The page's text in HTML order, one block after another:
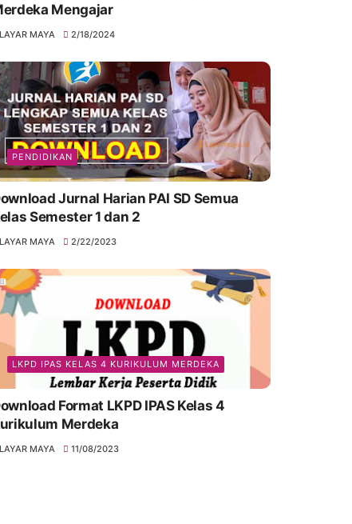
Mengajar
LAYAR MAYA 2/18/2024
PENDIDIKAN
Jurnal Harian PAI SD Semua
Semester 1 dan 2
LAYAR MAYA 2/22/2023
LKPD IPAS KELAS 4 KURIKULUM MERDEKA
Format LKPD IPAS Kelas 4
Merdeka
LAYAR MAYA 11/08/2023